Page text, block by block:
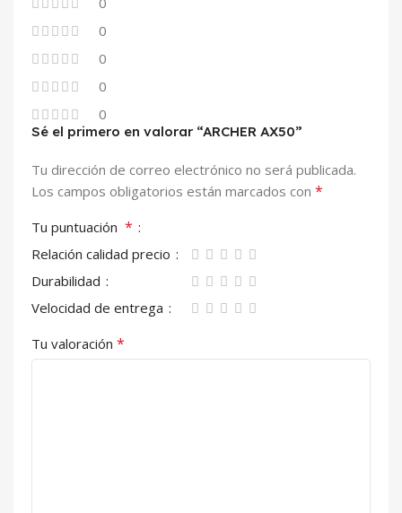
0
0
0
0
Sé el primero en valorar “ARCHER AX50”
Tu dirección de correo electrónico no será publicada.
Los campos obligatorios están marcados con *
Tu puntuación *
Relación calidad precio
Durabilidad
Velocidad de entrega
Tu valoración *